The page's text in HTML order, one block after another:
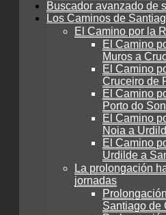
Buscador avanzado de
Los Caminos de
El Camino por la
El Camino
Muros a
El Camino
Cruceiro de
El Camino
Porto do
El Camino
Noia a
El Camino
Urdilde a
La prolongación
jornadas
Santiago de